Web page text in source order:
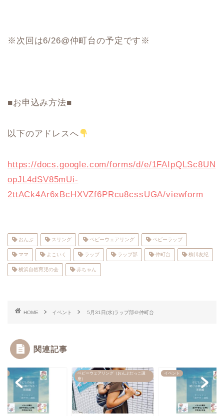
※次回は6/26@仲町台の予定です※
■お申込み方法■
以下のアドレスへ
https://docs.google.com/forms/d/e/1FAIpQLSc8UN
opJL4dSV85mUi-
2ttACk4Ar6xBcHXVZf6PRcu8cssUGA/viewform
おんぶ スリング ベビーウェアリング ベビーラップ
ママ よこいく ラップ ラップ部 仲町台 柳川友紀
横浜自然育児の会 赤ちゃん
HOME イベント 5月31日(水)ラップ部＠仲町台
関連記事
ベビーウェアリング（おんぶだっこ講
座）
イベント